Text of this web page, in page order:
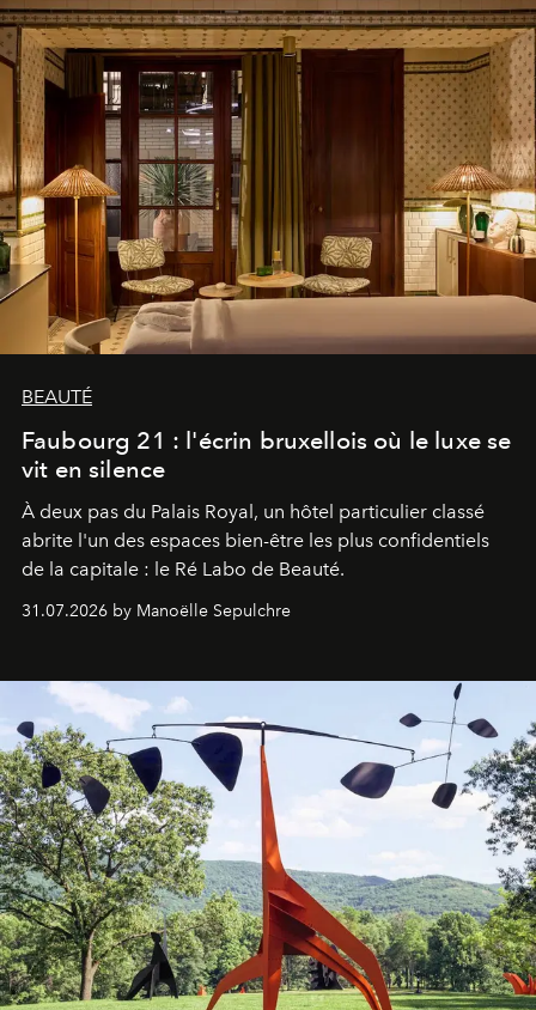
BEAUTÉ
Faubourg 21 : l'écrin bruxellois où le luxe se
vit en silence
À deux pas du Palais Royal, un hôtel particulier classé
abrite l'un des espaces bien-être les plus confidentiels
de la capitale : le Ré Labo de Beauté.
31.07.2026 by Manoëlle Sepulchre